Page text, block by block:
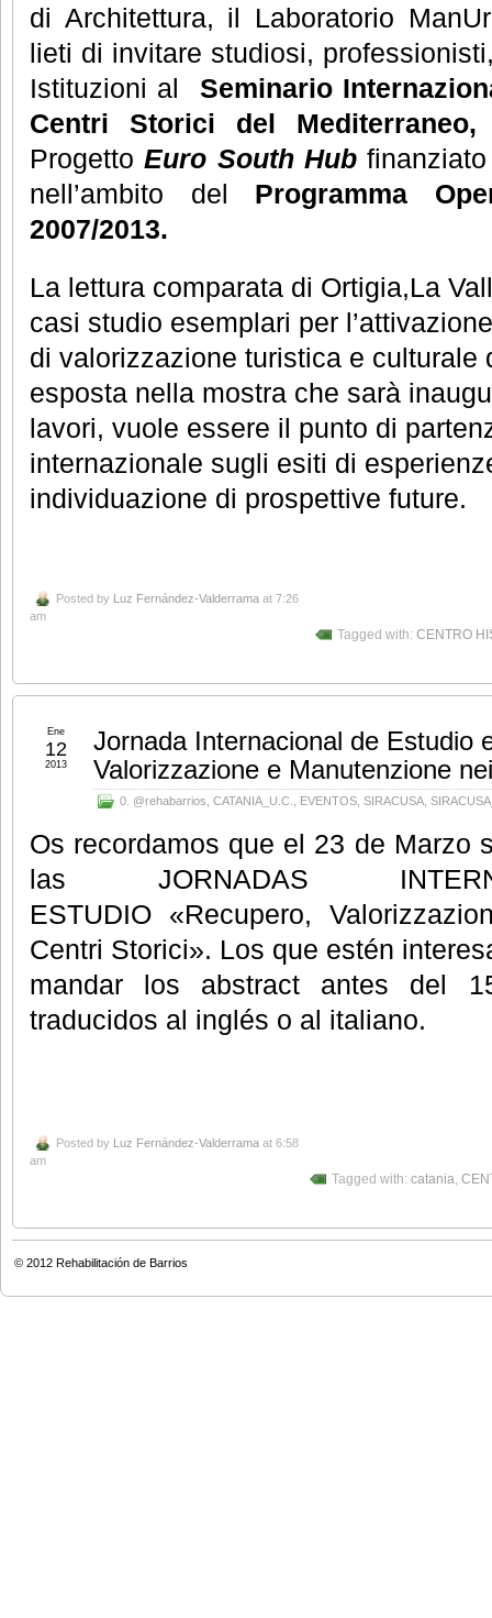
di Architettura, il Laboratorio
lieti di invitare studiosi,
Istituzioni al Seminario
Centri Storici del
ProgettoEuro South Hubfinanziato
nell’ambito del Programma
2007/2013.
La lettura comparata di Ortigia,La
casi studio esemplari per
di valorizzazione turistica e culturale
esposta nella mostra che sarà
lavori, vuole essere il punto di
internazionale sugli esiti di
individuazione di prospettive future.
Posted by Luz Fernández-Valderrama at 7:26
am
Tagged with: CENTRO
Jornada Internacional de Estudio
Valorizzazione e Manutenzione
0. @rehabarrios CATANIA_U.C. EVENTOS SIRACUSA
Ene
12
2013
Os recordamos que el 23 de Marzo
las JORNADAS
ESTUDIO «Recupero,
Centri Storici». Los que estén
mandar los abstract antes del
traducidos al inglés o al italiano.
Posted by Luz Fernández-Valderrama at 6:58
am
Tagged with: catania
© 2012 Rehabilitación de Barrios